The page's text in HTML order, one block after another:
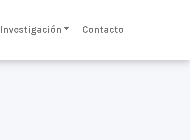
Investigación Contacto